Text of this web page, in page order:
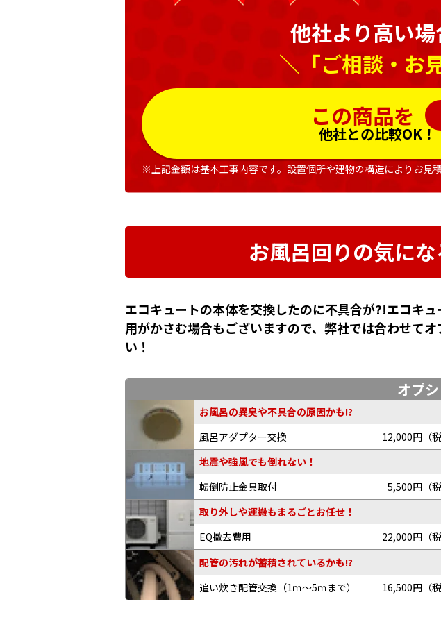
他社より高い
＼「ご相談・お
この商品を
他社との比較OK！
※上記金額は基本工事内容です。設置個所や建物の構造によりお見
お風呂回りの気に
エコキュートの本体を交換したのに不具合が?!エコキ
用がかさむ場合もございますので、弊社では合わせて
い！
オプ
お風呂の異臭や不具合の原因かも!?
風呂アダプター交換
12,000円（税
地震や強風でも倒れない！
転倒防止金具取付
5,500円（税
取り外しや運搬もまるごとお任せ！
EQ撤去費用
22,000円（税
配管の汚れが蓄積されているかも!?
追い炊き配管交換 （1ｍ～5ｍまで） 16,500円（税